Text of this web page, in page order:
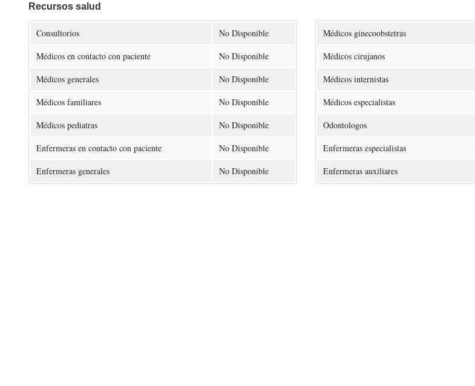
Recursos salud
Consultorios
No Disponible
Médicos en contacto con paciente
No Disponible
Médicos generales
No Disponible
Médicos familiares
No Disponible
Médicos pediatras
No Disponible
Enfermeras en contacto con paciente
No Disponible
Enfermeras generales
No Disponible
Médicos ginecoobstetras
Médicos cirujanos
Médicos internistas
Médicos especialistas
Odontologos
Enfermeras especialistas
Enfermeras auxiliares